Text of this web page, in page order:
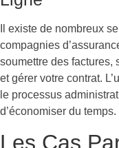
Il existe de nombreux
compagnies
soumettre des factures,
et gérer votre contrat.
le processus
d’économiser du temps.
Les Cas